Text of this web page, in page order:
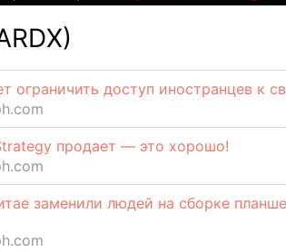
ограничить доступ иностранцев к
продает — это хорошо!
заменили людей на сборке